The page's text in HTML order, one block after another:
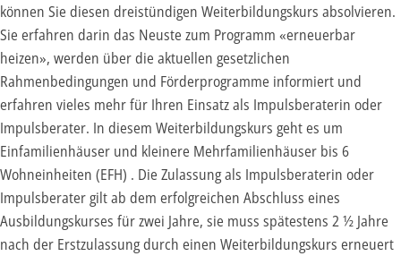
können Sie diesen dreistündigen Weiterbildungskurs absolvieren.
Sie erfahren darin das Neuste zum Programm «erneuerbar
heizen», werden über die aktuellen gesetzlichen
Rahmenbedingungen und Förderprogramme informiert und
erfahren vieles mehr für Ihren Einsatz als Impulsberaterin oder
Impulsberater. In diesem Weiterbildungskurs geht es um
Einfamilienhäuser und kleinere Mehrfamilienhäuser bis 6
Wohneinheiten (EFH) . Die Zulassung als Impulsberaterin oder
Impulsberater gilt ab dem erfolgreichen Abschluss eines
Ausbildungskurses für zwei Jahre, sie muss spätestens 2 ½ Jahre
nach der Erstzulassung durch einen Weiterbildungskurs erneuert